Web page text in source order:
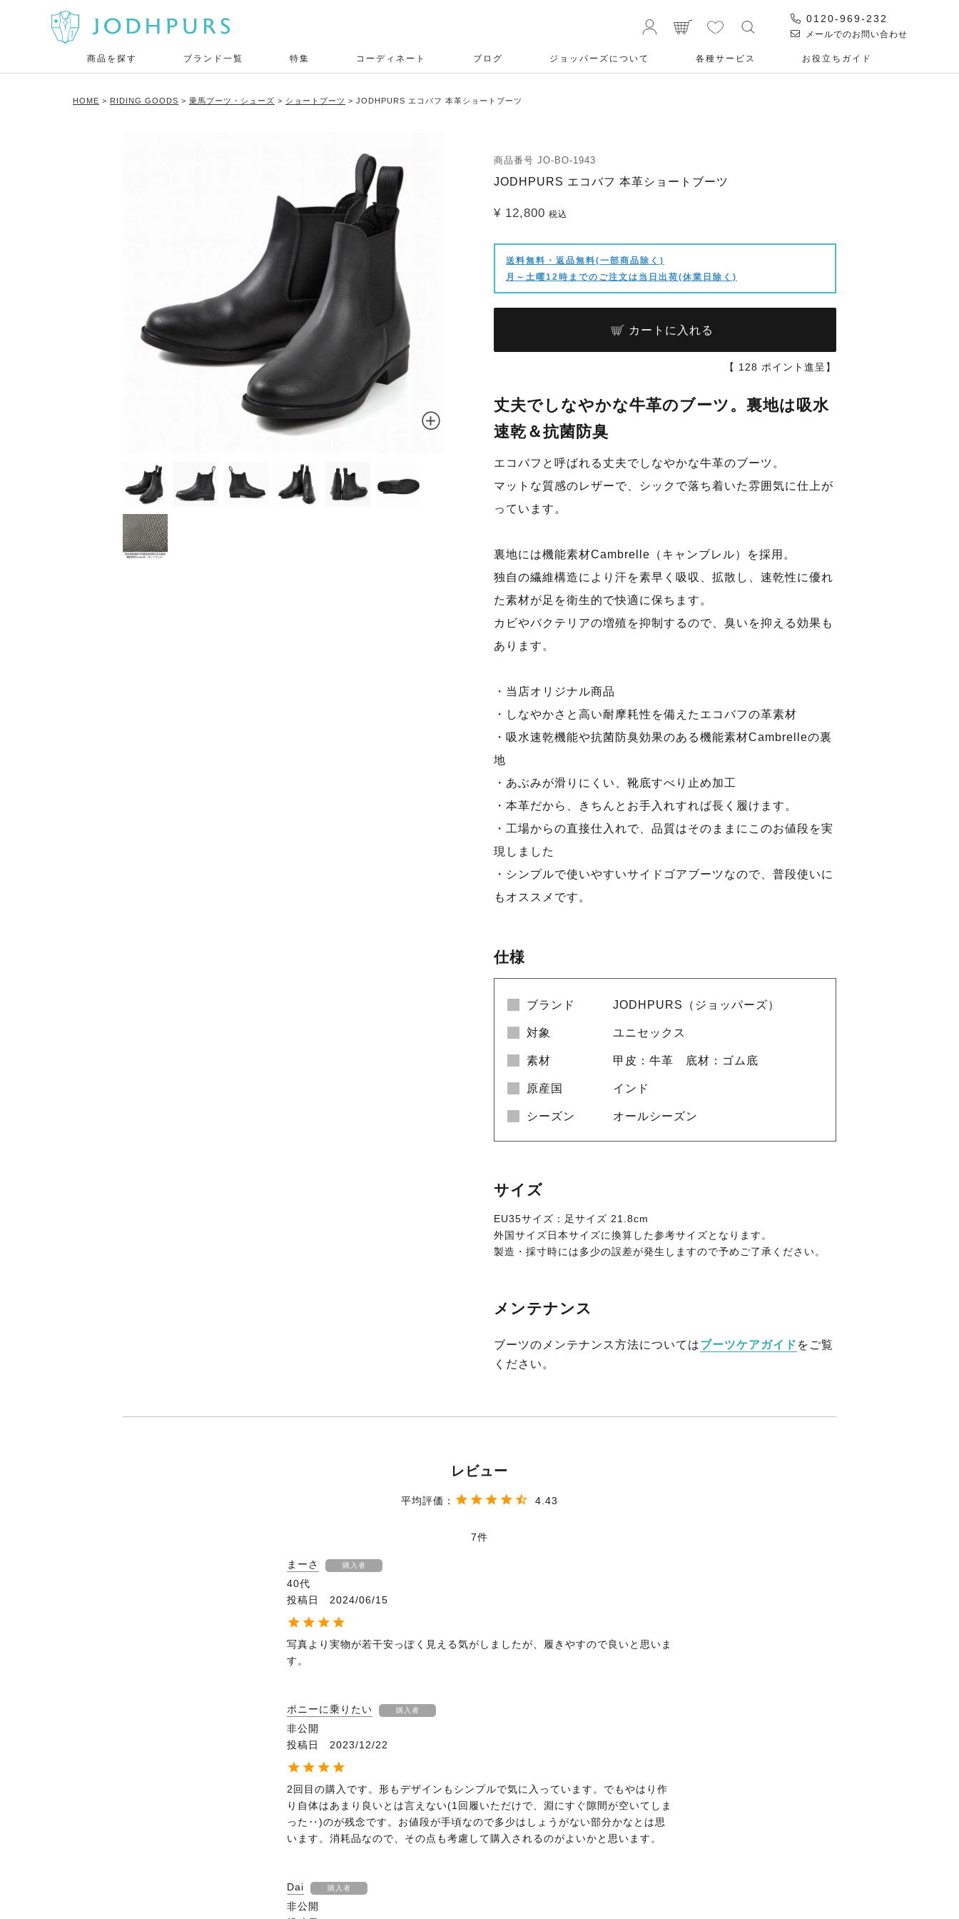
0120-969-232
メールでのお問い合わせ
商品を探す ブランド一覧 特集 コーディネート ブログ ジョッパーズについて 各種サービス お役⽴ちガイド
HOME RIDING GOODS 乗馬ブーツ・シューズ ショートブーツ JODHPURS エコバフ 本革ショートブーツ
商品番号 JO-BO-1943
JODHPURS エコバフ 本革ショートブーツ
¥ 12,800 税込
送料無料・返品無料(一部商品除く)
月～土曜12時までのご注文は当日出荷(休業日除く)
カートに入れる
【 128 ポイント進呈】
丈夫でしなやかな牛革のブーツ。裏地は吸水
速乾＆抗菌防臭
エコバフと呼ばれる丈夫でしなやかな牛革のブーツ。
マットな質感のレザーで、シックで落ち着いた雰囲気に仕上が
っています。
裏地には機能素材Cambrelle（キャンブレル）を採用。
独自の繊維構造により汗を素早く吸収、拡散し、速乾性に優れ
た素材が足を衛生的で快適に保ちます。
カビやバクテリアの増殖を抑制するので、臭いを抑える効果も
あります。
・当店オリジナル商品
・しなやかさと高い耐摩耗性を備えたエコバフの革素材
・吸水速乾機能や抗菌防臭効果のある機能素材Cambrelleの裏
地
・あぶみが滑りにくい、靴底すべり止め加工
・本革だから、きちんとお手入れすれば長く履けます。
・工場からの直接仕入れで、品質はそのままにこのお値段を実
現しました
・シンプルで使いやすいサイドゴアブーツなので、普段使いに
もオススメです。
仕様
ブランド JODHPURS（ジョッパーズ）
対象 ユニセックス
素材 甲皮：牛革 底材：ゴム底
原産国 インド
シーズン オールシーズン
サイズ
EU35サイズ：足サイズ 21.8cm
外国サイズ日本サイズに換算した参考サイズとなります。
製造・採寸時には多少の誤差が発生しますので予めご了承ください。
メンテナンス
ブーツのメンテナンス方法についてはブーツケアガイド をご覧
ください。
4.43
7
まーさ 購入者
40代
投稿日
2024/06/15
写真より実物が若干安っぽく見える気がしましたが、履きやすので良いと思いま
す。
ポニーに乗りたい 購入者
非公開
投稿日
2023/12/22
2回目の購入です。形もデザインもシンプルで気に入っています。でもやはり作
り自体はあまり良いとは言えない(1回履いただけで、淵にすぐ隙間が空いてしま
った‥)のが残念です。お値段が手頃なので多少はしょうがない部分かなとは思
います。消耗品なので、その点も考慮して購入されるのがよいかと思います。
Dai 購入者
非公開